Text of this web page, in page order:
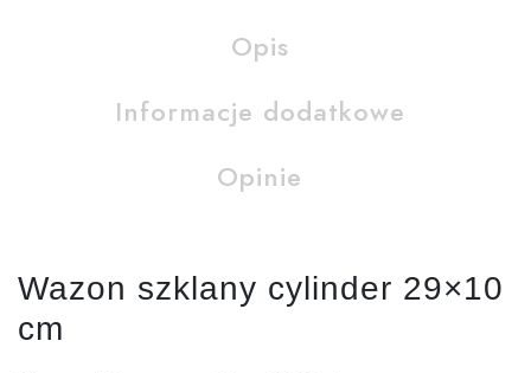
Opis
Informacje dodatkowe
Opinie
Wazon szklany cylinder 29×10
cm